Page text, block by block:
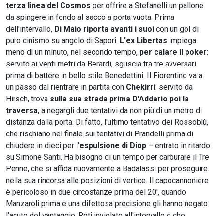
terza linea del Cosmos per offrire a Stefanelli un pallone
da spingere in fondo al sacco a porta vuota. Prima
dell'intervallo, Di Maio riporta avanti i suoi con un gol di
puro cinismo su angolo di Sapori. L'ex Libertas impiega
meno di un minuto, nel secondo tempo, per calare il poker:
servito ai venti metri da Berardi, sguscia tra tre avversari
prima di battere in bello stile Benedettini. Il Fiorentino va a
un passo dal rientrare in partita con Chekirri: servito da
Hirsch, trova sulla sua strada prima D'Addario poi la
traversa, a negargli due tentativi da non più di un metro di
distanza dalla porta. Di fatto, l'ultimo tentativo dei Rossoblù,
che rischiano nel finale sui tentativi di Prandelli prima di
chiudere in dieci per l'espulsione di Diop – entrato in ritardo
su Simone Santi. Ha bisogno di un tempo per carburare il Tre
Penne, che si affida nuovamente a Badalassi per proseguire
nella sua rincorsa alle posizioni di vertice. Il capocannoniere
è pericoloso in due circostanze prima del 20', quando
Manzaroli prima e una difettosa precisione gli hanno negato